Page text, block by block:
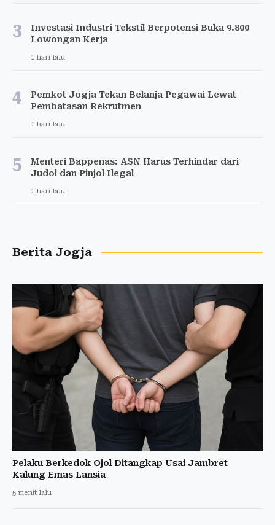
3
Investasi Industri Tekstil Berpotensi Buka 9.800
Lowongan Kerja
1 hari lalu
4
Pemkot Jogja Tekan Belanja Pegawai Lewat
Pembatasan Rekrutmen
1 hari lalu
5
Menteri Bappenas: ASN Harus Terhindar dari
Judol dan Pinjol Ilegal
1 hari lalu
Berita Jogja
Pelaku Berkedok Ojol Ditangkap Usai Jambret
Kalung Emas Lansia
5 menit lalu